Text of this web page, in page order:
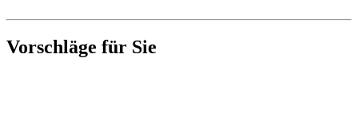
Vorschläge für Sie